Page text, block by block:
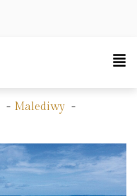
Malediwy